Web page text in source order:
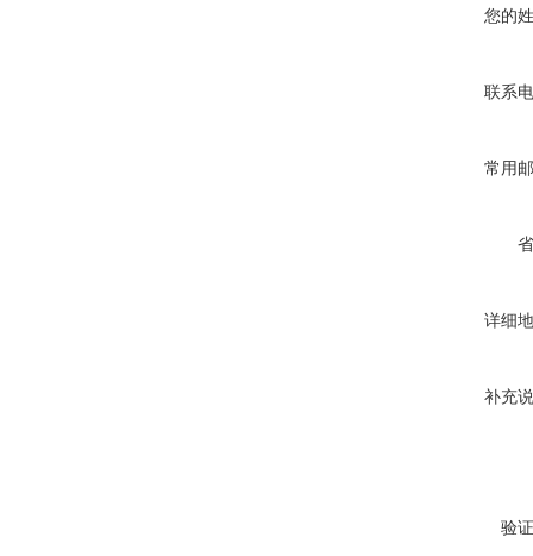
您的
联系
常用
详细
补充
验